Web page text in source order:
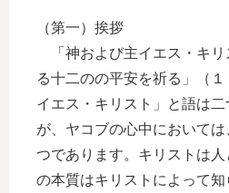
（第一）挨拶
「神および主イエス・キリ
る十二のの平安を祈る」（
イエス・キリスト」と語は
が、ヤコブの心中において
つであります。キリストは
の本質はキリストによって知